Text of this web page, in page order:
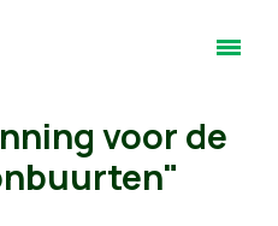
voor de